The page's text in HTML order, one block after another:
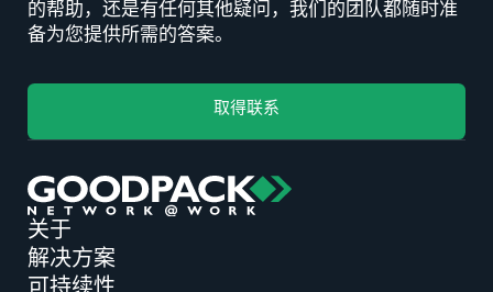
关于
解决方案
的帮助，还是有任何其他疑问，我们的团队都随时准
备为您提供所需的答案。
取得联系